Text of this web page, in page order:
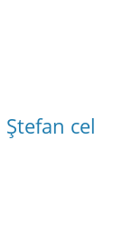
cel